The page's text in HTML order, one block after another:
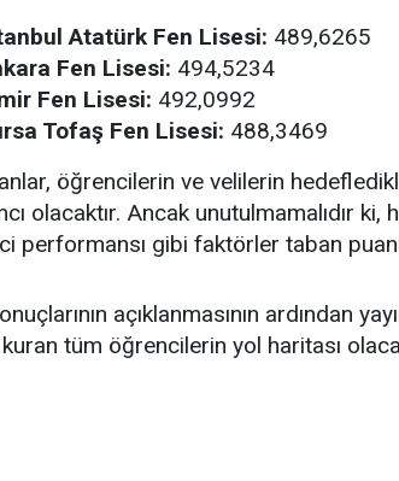
Atatürk Fen Lisesi: 489,6265
Fen Lisesi: 494,5234
Fen Lisesi: 492,0992
Tofaş Fen Lisesi: 488,3469
öğrencilerin ve velilerin
olacaktır. Ancak unutulmamalıdır ki,
performansı gibi faktörler taban
açıklanmasının ardından
tüm öğrencilerin yol haritası